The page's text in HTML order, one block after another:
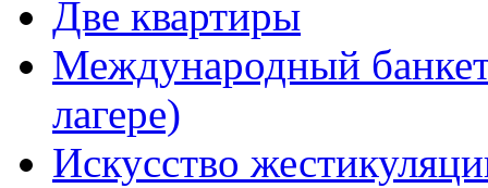
Две квартиры
Международный
лагере)
Искусство